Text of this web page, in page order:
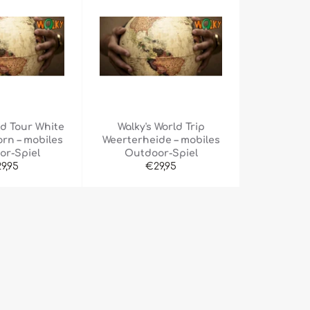
Tour White
– mobiles
Spiel
Walky's World Trip
Weerterheide – mobiles
Outdoor-Spiel
Normaler
€29,95